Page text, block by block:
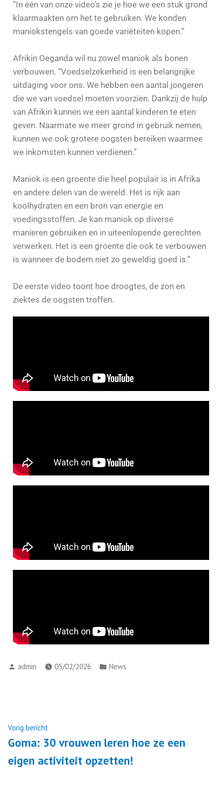
“In één van onze video’s zie je hoe we een stuk grond
klaarmaakten om het te gebruiken. We konden
maniokstengels van goede variëteiten kopen.”
Afrikin Oeganda wil nu zowel maniok als bonen
verbouwen. “Voedselzekerheid is een belangrijke
uitdaging voor ons. We hebben een aantal jongeren
die we van voedsel moeten voorzien. Dankzij de hulp
van Afrikin kunnen we een aantal kinderen te eten
geven. Naarmate we meer grond in gebruik nemen,
kunnen we ook grotere oogsten bereiken waarmee
we inkomsten kunnen verdienen.”
Maniok is een groente die heel populair is in Afrika
en andere delen van de wereld. Het is rijk aan
koolhydraten en een bron van energie en
voedingsstoffen. Je kan maniok op diverse
manieren gebruiken en in uiteenlopende gerechten
verwerken. Het is een groente die ook te verbouwen
is wanneer de bodem niet zo geweldig goed is.”
De eerste video toont hoe droogtes, de zon en
ziektes de oogsten troffen.
admin 05/02/2026 News
Vorig bericht
Goma: 30 vrouwen leren hoe ze een
eigen activiteit opzetten!